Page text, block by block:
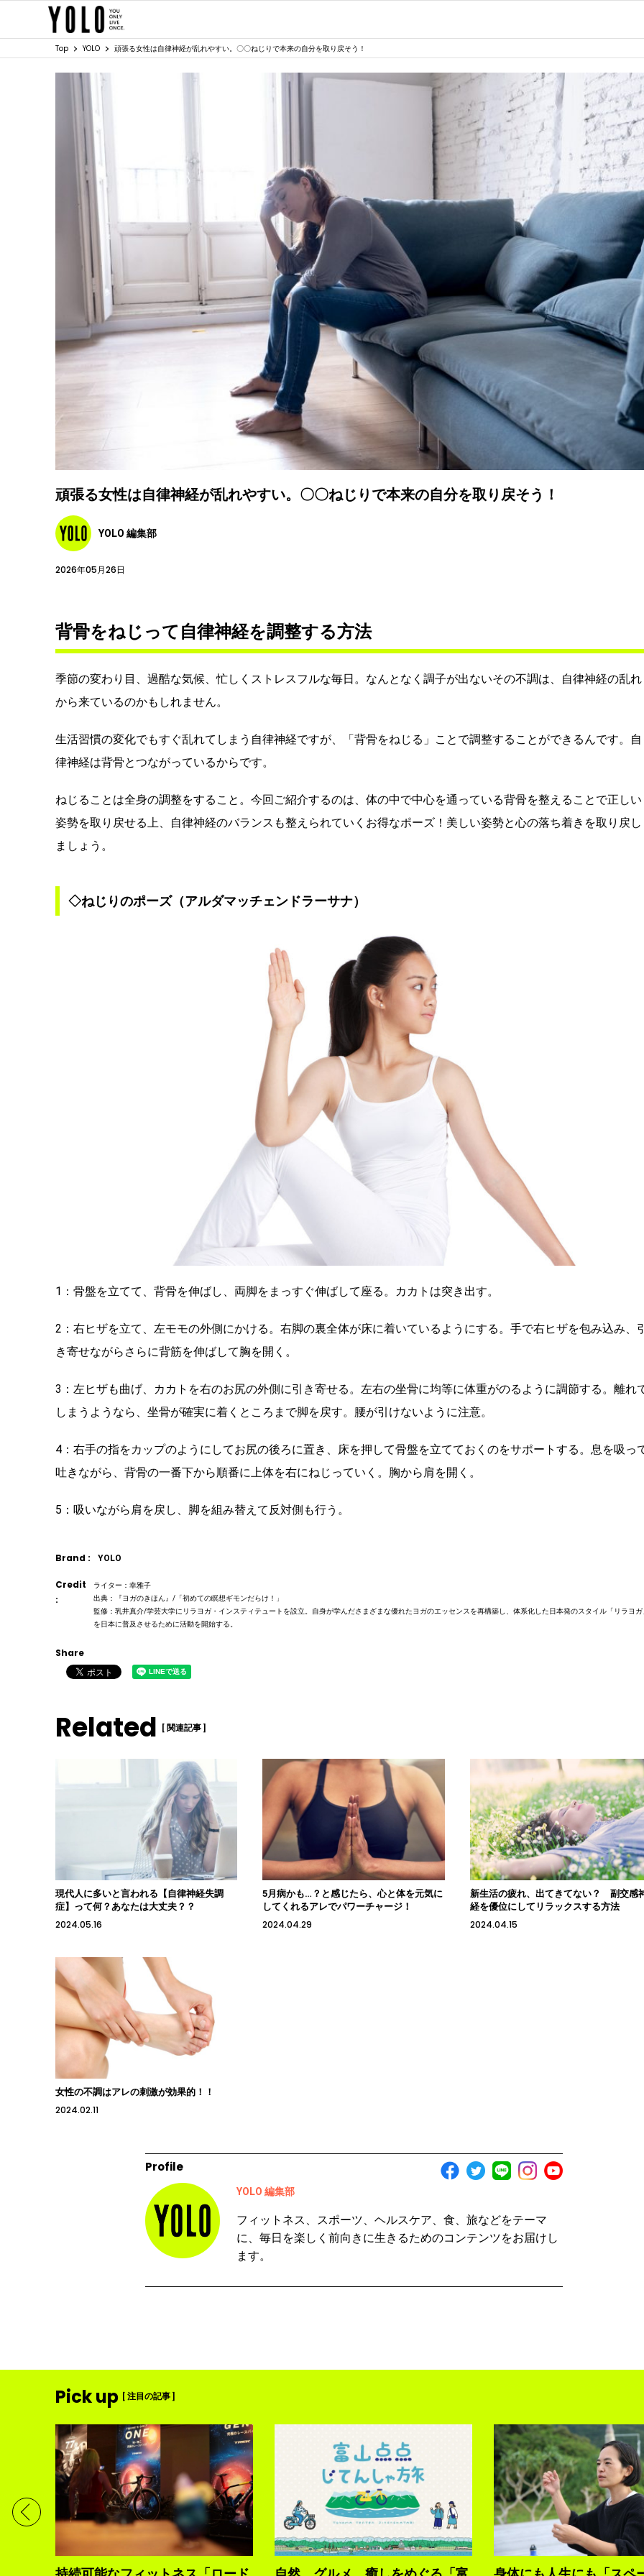
Top YOLO 頑張る女性は自律神経が乱れやすい。〇〇ねじりで本来の自分を取り戻そう！
頑張る女性は自律神経が乱れやすい。〇〇ねじりで本来の自分を取り戻そう！
YOLO 編集部
2026年05月26日
背骨をねじって自律神経を調整する方法
季節の変わり目、過酷な気候、忙しくストレスフルな毎日。なんとなく調子が出ないその不調は、自律神経の乱れ
から来ているのかもしれません。
生活習慣の変化でもすぐ乱れてしまう自律神経ですが、「背骨をねじる」ことで調整することができるんです。自
律神経は背骨とつながっているからです。
ねじることは全身の調整をすること。今回ご紹介するのは、体の中で中心を通っている背骨を整えることで正しい
姿勢を取り戻せる上、自律神経のバランスも整えられていくお得なポーズ！美しい姿勢と心の落ち着きを取り戻し
ましょう。
◇ねじりのポーズ（アルダマッチェンドラーサナ）
1：骨盤を立てて、背骨を伸ばし、両脚をまっすぐ伸ばして座る。カカトは突き出す。
2：右ヒザを立て、左モモの外側にかける。右脚の裏全体が床に着いているようにする。手で右ヒザを包み込み、
き寄せながらさらに背筋を伸ばして胸を開く。
3：左ヒザも曲げ、カカトを右のお尻の外側に引き寄せる。左右の坐骨に均等に体重がのるように調節する。離れ
しまうようなら、坐骨が確実に着くところまで脚を戻す。腰が引けないように注意。
4：右手の指をカップのようにしてお尻の後ろに置き、床を押して骨盤を立てておくのをサポートする。息を吸っ
吐きながら、背骨の一番下から順番に上体を右にねじっていく。胸から肩を開く。
5：吸いながら肩を戻し、脚を組み替えて反対側も行う。
Brand : YOLO
Credit
:
ライター：幸雅子
出典：『ヨガのきほん』/「初めての瞑想ギモンだらけ！」
監修：乳井真介/学芸大学にリラヨガ・インスティテュートを設立。自身が学んださまざまな優れたヨガのエッセンスを再構築し、体系化した日本発のスタイル「リラヨガ
を日本に普及させるために活動を開始する。
Share
Related [ 関連記事 ]
現代人に多いと言われる【自律神経失調
症】って何？あなたは大丈夫？？
2024.05.16
5月病かも…？と感じたら、心と体を元気に
してくれるアレでパワーチャージ！
2024.04.29
新生活の疲れ、出てきてない？ 副交感
経を優位にしてリラックスする方法
2024.04.15
女性の不調はアレの刺激が効果的！！
2024.02.11
Profile
YOLO 編集部
フィットネス、スポーツ、ヘルスケア、食、旅などをテーマ
に、毎日を楽しく前向きに生きるためのコンテンツをお届けし
ます。
Pick up [ 注目の記事 ]
現す